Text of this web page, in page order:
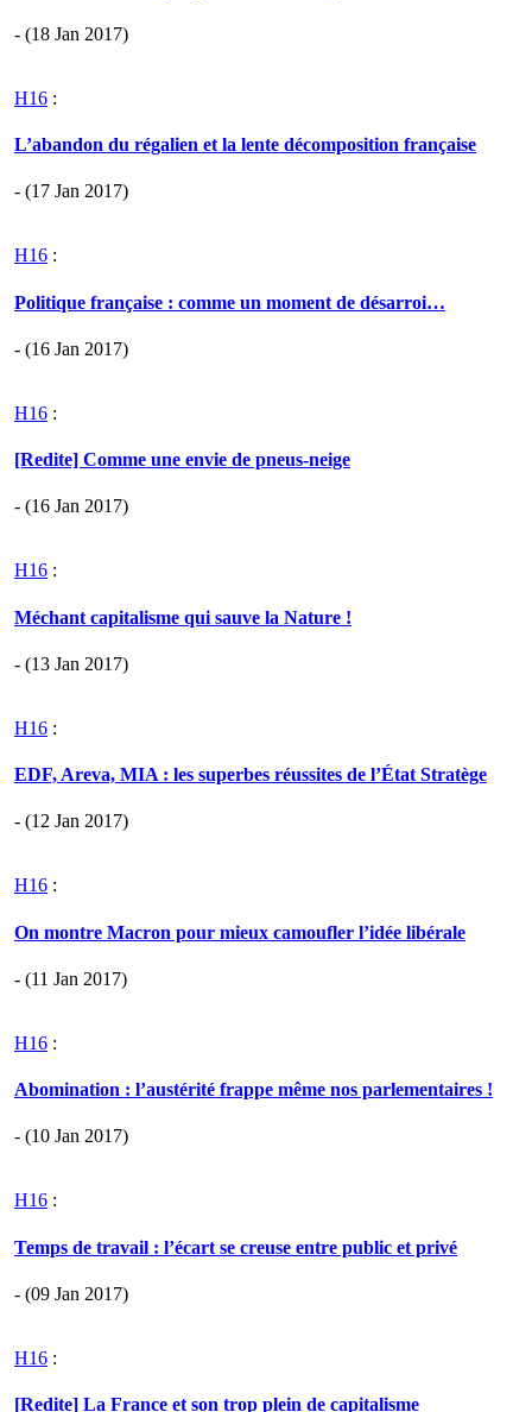
- (18 Jan 2017)
H16 :
L’abandon du régalien et la lente décomposition française
- (17 Jan 2017)
H16 :
Politique française : comme un moment de désarroi…
- (16 Jan 2017)
H16 :
[Redite] Comme une envie de pneus-neige
- (16 Jan 2017)
H16 :
Méchant capitalisme qui sauve la Nature !
- (13 Jan 2017)
H16 :
EDF, Areva, MIA : les superbes réussites de l’État Stratège
- (12 Jan 2017)
H16 :
On montre Macron pour mieux camoufler l’idée libérale
- (11 Jan 2017)
H16 :
Abomination : l’austérité frappe même nos parlementaires !
- (10 Jan 2017)
H16 :
Temps de travail : l’écart se creuse entre public et privé
- (09 Jan 2017)
H16 :
[Redite] La France et son trop plein de capitalisme